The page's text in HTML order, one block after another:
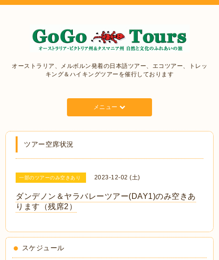
オーストラリア、メルボルン発着の日本語ツアー、エコツアー、トレッ
キング＆ハイキングツアーを催行しております
メニュー
ツアー空席状況
一部のツアーのみ空きあり 2023-12-02 (土)
ダンデノン＆ヤラバレーツアー(DAY1)のみ空きあ
ります（残席2）
スケジュール